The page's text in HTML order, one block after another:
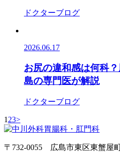
ドクターブログ
2026.06.17
お尻の違和感は何科
島の専門医が解説
ドクターブログ
1 23>
〒732-0055 広島市東区東蟹屋